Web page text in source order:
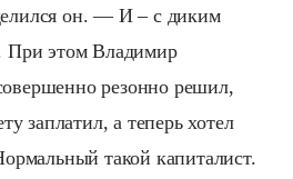
он. — И – с диким
При этом Владимир
резонно решил,
заплатил, а теперь хотел
такой капиталист.